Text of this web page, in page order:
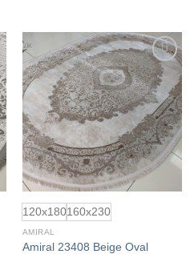
Добавить
в
избранное
120x180160x230
AMIRAL
Amiral 23408 Beige Oval